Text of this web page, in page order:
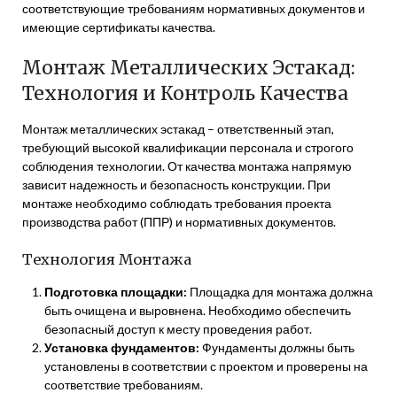
соответствующие требованиям нормативных документов и
имеющие сертификаты качества.
Монтаж Металлических Эстакад:
Технология и Контроль Качества
Монтаж металлических эстакад – ответственный этап,
требующий высокой квалификации персонала и строгого
соблюдения технологии. От качества монтажа напрямую
зависит надежность и безопасность конструкции. При
монтаже необходимо соблюдать требования проекта
производства работ (ППР) и нормативных документов.
Технология Монтажа
Подготовка площадки: Площадка для монтажа должна
быть очищена и выровнена. Необходимо обеспечить
безопасный доступ к месту проведения работ.
Установка фундаментов: Фундаменты должны быть
установлены в соответствии с проектом и проверены на
соответствие требованиям.